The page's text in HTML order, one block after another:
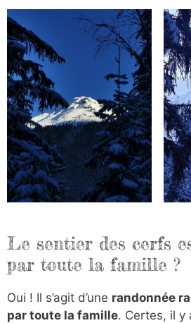
Le sentier des cerfs
par toute la famille ?
Oui ! Il s’agit d’une randonnée
par toute la famille. Certes, il y